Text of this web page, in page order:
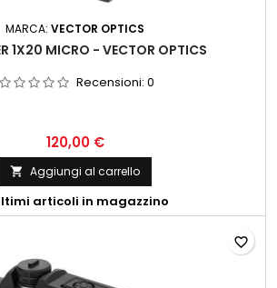
MARCA: VECTOR OPTICS
1X20 MICRO - VECTOR OPTICS
Recensioni: 0
120,00 €
 Aggiungi al carrello
articoli in magazzino
favorite_border